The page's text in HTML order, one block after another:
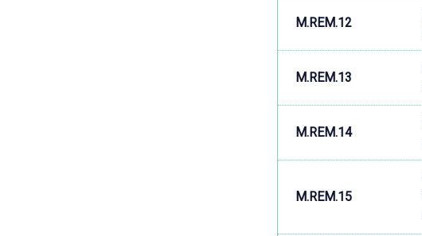
M.REM.12
M.REM.13
M.REM.14
M.REM.15